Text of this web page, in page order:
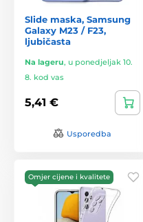
Slide maska, Samsung
Galaxy M23 / F23,
ljubičasta
Na lageru, u ponedjeljak 10.
8. kod vas
5,41 €
Usporedba
Omjer cijene i kvalitete